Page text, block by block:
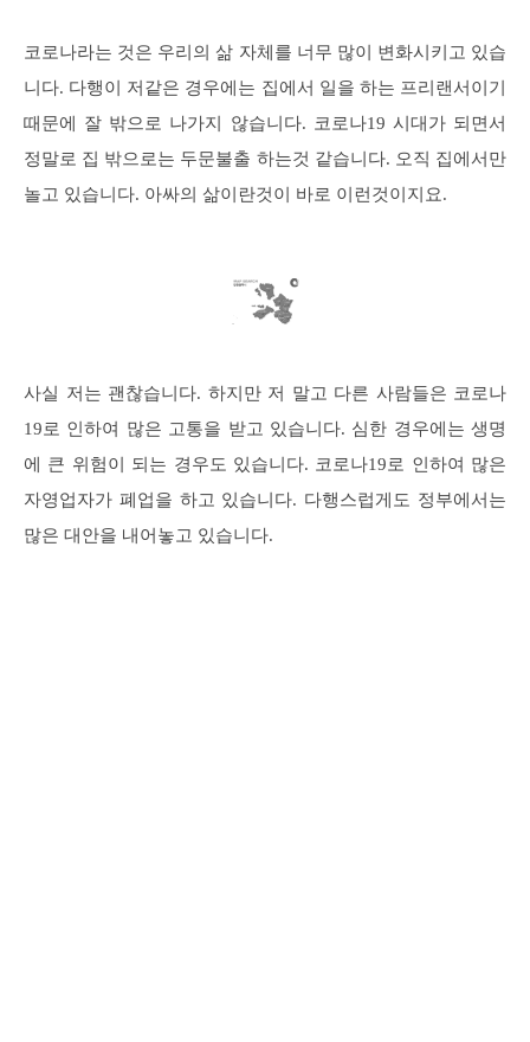
코로나라는 것은 우리의 삶 자체를 너무 많이 변화시키고 있습
니다. 다행이 저같은 경우에는 집에서 일을 하는 프리랜서이기
때문에 잘 밖으로 나가지 않습니다. 코로나19 시대가 되면서
정말로 집 밖으로는 두문불출 하는것 같습니다. 오직 집에서만
놀고 있습니다. 아싸의 삶이란것이 바로 이런것이지요.
사실 저는 괜찮습니다. 하지만 저 말고 다른 사람들은 코로나
19로 인하여 많은 고통을 받고 있습니다. 심한 경우에는 생명
에 큰 위험이 되는 경우도 있습니다. 코로나19로 인하여 많은
자영업자가 폐업을 하고 있습니다. 다행스럽게도 정부에서는
많은 대안을 내어놓고 있습니다.